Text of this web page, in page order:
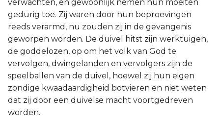
verwachten, en gewoonlijk nemen hun moeiten
gedurig toe. Zij waren door hun beproevingen
reeds verarmd, nu zouden zij in de gevangenis
geworpen worden. De duivel hitst zijn werktuigen,
de goddelozen, op om het volk van God te
vervolgen, dwingelanden en vervolgers zijn de
speelballen van de duivel, hoewel zij hun eigen
zondige kwaadaardigheid botvieren en niet weten
dat zij door een duivelse macht voortgedreven
worden.